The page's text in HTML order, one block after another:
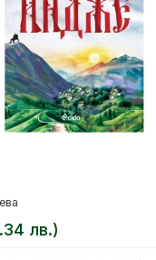
лв.)